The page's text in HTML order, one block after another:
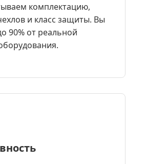
комплектацию,
и класс защиты. Вы
90% от реальной